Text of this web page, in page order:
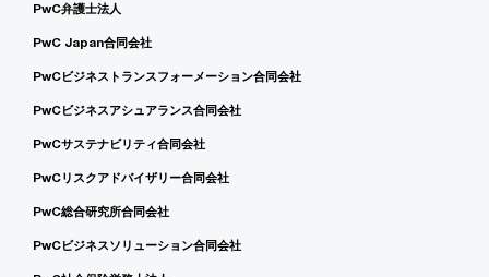
PwC弁護士法人
PwC Japan合同会社
PwCビジネストランスフォーメーション合同会社
PwCビジネスアシュアランス合同会社
PwCサステナビリティ合同会社
PwCリスクアドバイザリー合同会社
PwC総合研究所合同会社
PwCビジネスソリューション合同会社